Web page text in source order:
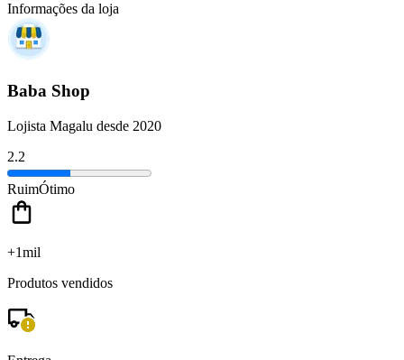
Informações da loja
Baba Shop
Lojista Magalu desde 2020
2.2
RuimÓtimo
+1mil
Produtos vendidos